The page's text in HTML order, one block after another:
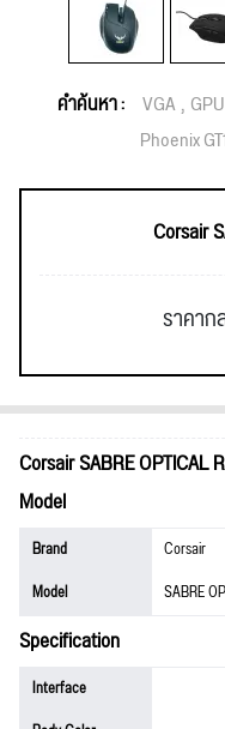
คำค้นหา : VGA GPU
Phoenix
Corsair
ราคาก
Corsair SABRE OPTICAL
Model
Brand
Corsair
Model
SABRE
Specification
Interface